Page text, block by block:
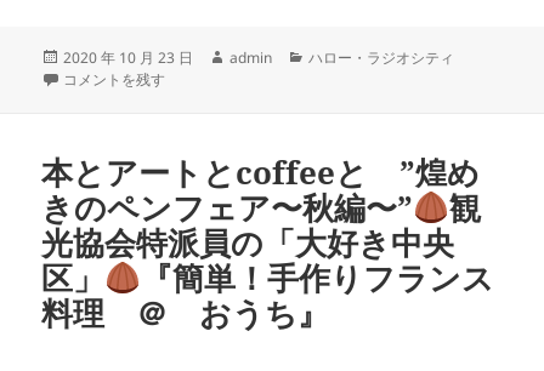
c
e
o
o
k
e re
a
s
p
y
n
k
投
稿
2020 年 10 月 23 日
作
admin
カ
ハロー・ラジオシティ
『築地場外市場インフォメーション』
コメントを残す
本とアートとcoffeeと ”煌め
きのペンフェア〜秋編〜”
観
光協会特派員の「大好き中央
区」
『簡単！手作りフランス
料理 ＠ おうち』